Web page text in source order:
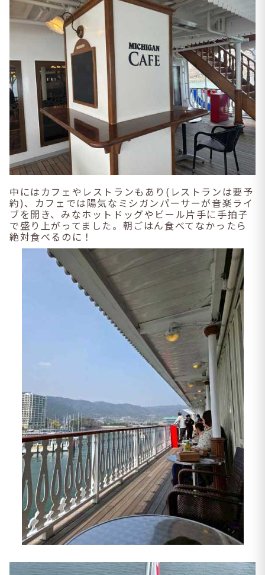
中にはカフェやレストランもあり(レストランは要予
約)、カフェでは陽気なミシガンパーサーが音楽ライ
ブを開き、みなホットドッグやビール片手に手拍子
で盛り上がってました。朝ごはん食べてなかったら
絶対食べるのに！